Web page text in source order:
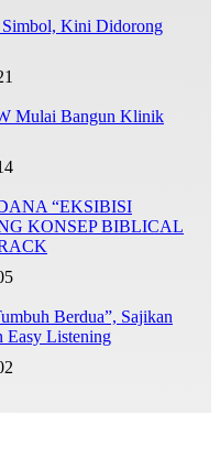
Simbol, Kini Didorong
Mulai Bangun Klinik
“EKSIBISI
KONSEP BIBLICAL
Berdua”, Sajikan
Easy Listening